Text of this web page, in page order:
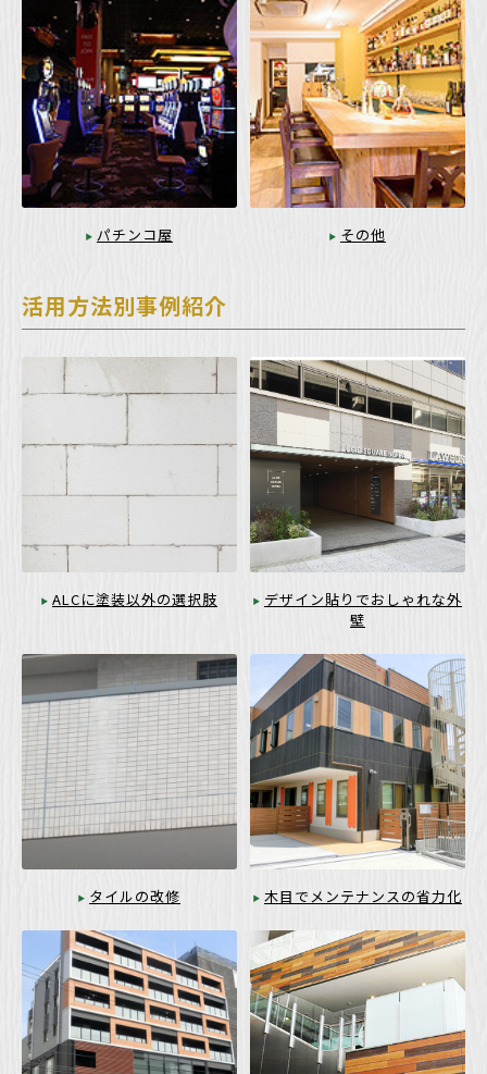
パチンコ屋 その他
活用方法別事例紹介
ALCに塗装以外の選択肢
デザイン貼りでおしゃれな外
壁
タイルの改修 木目でメンテナンスの省力化